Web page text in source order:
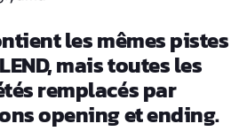
les mêmes pistes
mais toutes les
remplacés par
opening et ending.